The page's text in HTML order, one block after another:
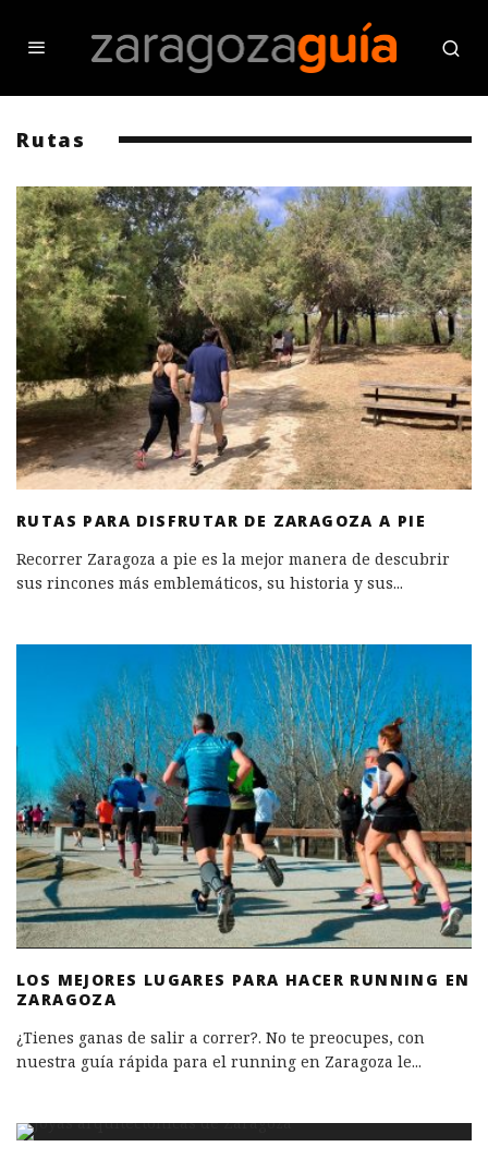
Rutas
RUTAS PARA DISFRUTAR DE ZARAGOZA A PIE
Recorrer Zaragoza a pie es la mejor manera de descubrir
sus rincones más emblemáticos, su historia y sus...
LOS MEJORES LUGARES PARA HACER RUNNING EN
ZARAGOZA
¿Tienes ganas de salir a correr?. No te preocupes, con
nuestra guía rápida para el running en Zaragoza le...